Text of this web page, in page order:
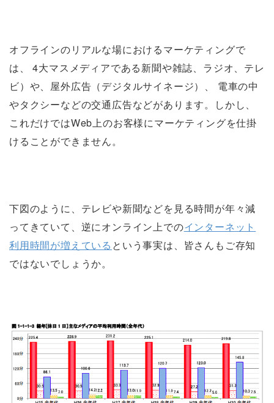
オフラインのリアルな場におけるマーケティングで
は、 4大マスメディアである新聞や雑誌、ラジオ、テレ
ビ）や、屋外広告（デジタルサイネージ）、 電車の中
やタクシーなどの交通広告などがあります。しかし、
これだけではWeb上のお客様にマーケティングを仕掛
けることができません。
下図のように、テレビや新聞などを見る時間が年々減
ってきていて、逆にオンライン上でのインターネット
利用時間が増えている という事実は、皆さんもご存知
ではないでしょうか。